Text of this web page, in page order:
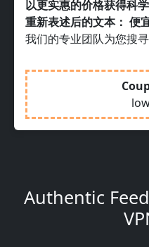
以更实惠的价格获得科
重新表述后的文本： 便
我们的专业团队为您搜
Authentic